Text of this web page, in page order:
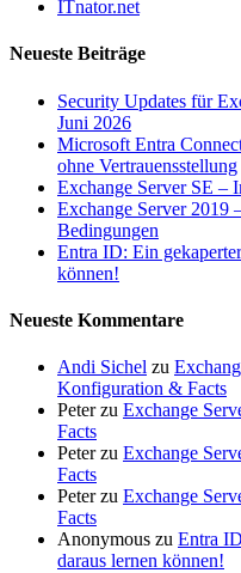
ITnator.net
Neueste Beiträge
Security Updates für
Juni 2026
Microsoft Entra
ohne Vertrauensstellung
Exchange Server SE –
Exchange Server 2019
Bedingungen
Entra ID: Ein
können!
Neueste Kommentare
Andi Sichel zu
Konfiguration & Facts
Peterzu Exchange
Facts
Peterzu Exchange
Facts
Peterzu Exchange
Facts
Anonymous zu Entra
daraus lernen können!